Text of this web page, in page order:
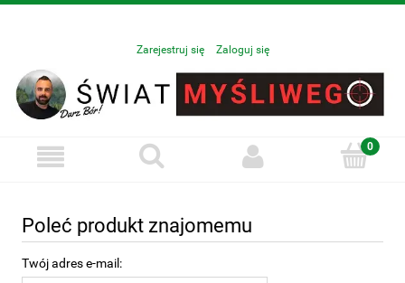
Zarejestruj się Zaloguj się
Poleć produkt znajomemu
Twój adres e-mail: